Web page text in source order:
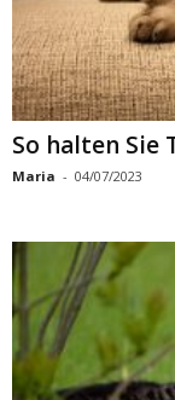
So halten Sie
Maria - 04/07/2023